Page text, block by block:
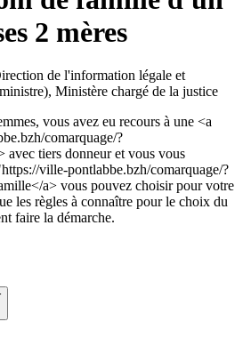
2 mères
de l'information légale et
Ministère chargé de la justice
vous avez eu recours à une <a
comarquage/?
tiers donneur et vous vous
ville-pontlabbe.bzh/comarquage/?
a> vous pouvez choisir pour votre
les règles à connaître pour le choix du
faire la démarche.